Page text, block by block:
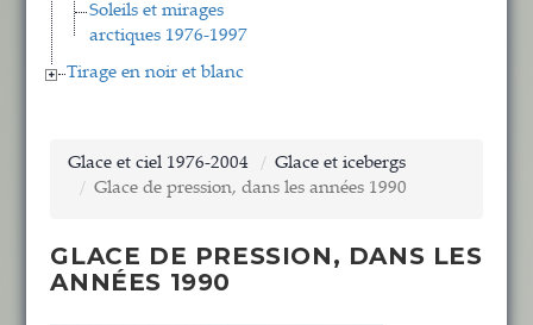
Soleils et mirages
arctiques 1976-1997
Tirage en noir et blanc
Glace et ciel 1976-2004
Glace et icebergs
Glace de pression, dans les années 1990
GLACE DE PRESSION, DANS LES
ANNÉES 1990